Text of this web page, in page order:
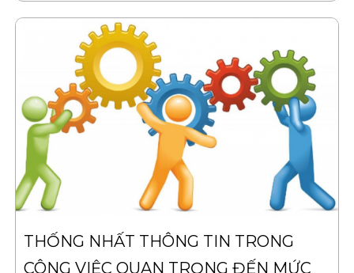
THỐNG NHẤT THÔNG TIN TRONG
CÔNG VIỆC QUAN TRỌNG ĐẾN MỨC